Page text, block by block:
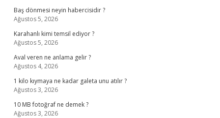
Baş dönmesi neyin habercisidir ?
Ağustos 5, 2026
Karahanlı kimi temsil ediyor ?
Ağustos 5, 2026
Aval veren ne anlama gelir ?
Ağustos 4, 2026
1 kilo kıymaya ne kadar galeta unu atılır ?
Ağustos 3, 2026
10 MB fotoğraf ne demek ?
Ağustos 3, 2026